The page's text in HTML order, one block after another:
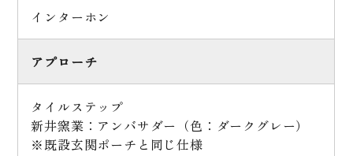
インターホン
アプローチ
タイルステップ
新井窯業：アンバサダー（色：ダークグレー）
※既設玄関ポーチと同じ仕様